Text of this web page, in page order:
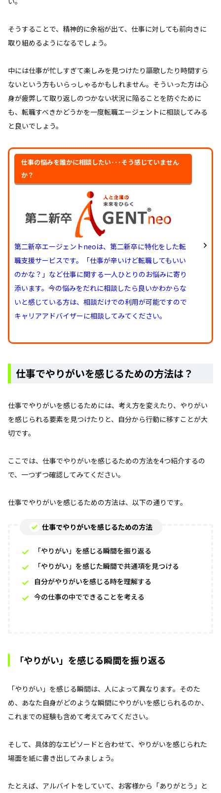
そうすることで、精神的に余裕が出て、仕事に対しても前向きに
取り組めるようになるでしょう。
中には仕事が忙しすぎて楽しみを見つけたり謳歌したり時間すら
ないという方もいらっしゃるかもしれません。そういった方は心
身が疲弊して取り返しのつかない状況に陥ることを防ぐために
も、転職すべきかどうかを一度転職エージェントに相談してみる
と良いでしょう。
仕事の悩みを誰かに相談したい･･･そう感じていません
か？
第二新卒エージェントneoは、第二新卒に特化をした転
職支援サービスです。「仕事が辛いけど転職してもいい
のかな？」など仕事に関する一人ひとりのお悩みに寄り
添います。今の悩みをだれに相談したら良いかわからな
いと感じている方は、相談だけでの利用が可能ですので
キャリアアドバイザーに相談してみてください。
仕事でやりがいを感じるための方法は？
仕事でやりがいを感じるためには、考え方を変えたり、やりがい
を感じられる要素を見つけたりと、自分から行動に移すことが大
切です。
ここでは、仕事でやりがいを感じるための方法を4つ紹介するの
で、一つずつ確認してみてください。
仕事でやりがいを感じるための方法は、以下の通りです。
仕事でやりがいを感じるための方法
「やりがい」を感じる瞬間を振り返る
「やりがい」を感じた瞬間で共通項を見つける
自分がやりがいを感じる時を理解する
今の仕事の中でできることを考える
「やりがい」を感じる瞬間を振り返る
「やりがい」を感じる瞬間は、人によって異なります。そのた
め、あなた自身がどのような瞬間にやりがいを感じられるのか、
これまでの経験も含めて考えてみてください。
そして、具体的なエピソードと合わせて、やりがいを感じられた
場面を紙に書き出してみましょう。
たとえば、アルバイトをしていて、お客様から「ありがとう」と